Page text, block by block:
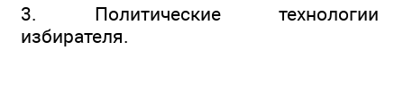
3. Политические технологии
избирателя.